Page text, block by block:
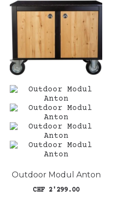
Outdoor Modul Anton
CHF2'299.00